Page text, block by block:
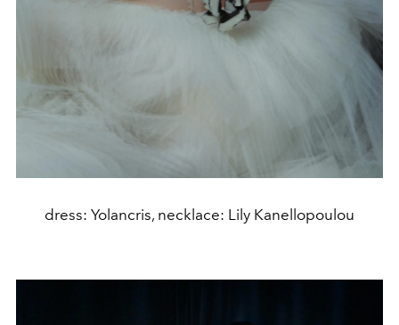
dress: Yolancris, necklace: Lily Kanellopoulou